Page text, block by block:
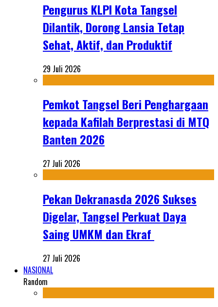
Pengurus KLPI Kota Tangsel
Dilantik, Dorong Lansia Tetap
Sehat, Aktif, dan Produktif
29 Juli 2026
Pemkot Tangsel Beri Penghargaan
kepada Kafilah Berprestasi di MTQ
Banten 2026
27 Juli 2026
Pekan Dekranasda 2026 Sukses
Digelar, Tangsel Perkuat Daya
Saing UMKM dan Ekraf
27 Juli 2026
NASIONAL
Random